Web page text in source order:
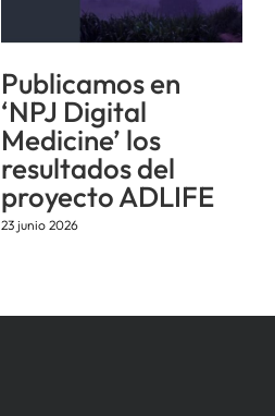
Publicamos en
‘NPJ Digital
Medicine’ los
resultados del
proyecto ADLIFE
23 junio 2026